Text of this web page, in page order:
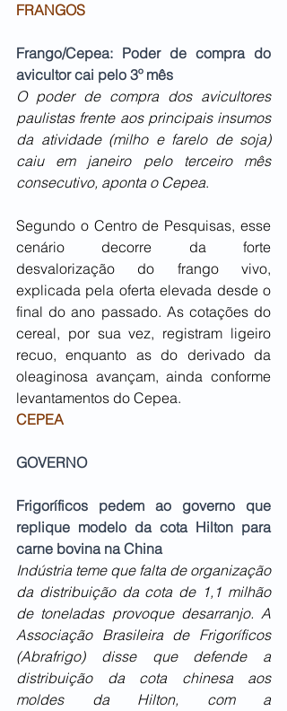
FRANGOS
Frango/Cepea: Poder de compra do
avicultor cai pelo 3º mês
O poder de compra dos avicultores
paulistas frente aos principais insumos
da atividade (milho e farelo de soja)
caiu em janeiro pelo terceiro mês
consecutivo, aponta o Cepea.
Segundo o Centro de Pesquisas, esse
cenário decorre da forte
desvalorização do frango vivo,
explicada pela oferta elevada desde o
final do ano passado. As cotações do
cereal, por sua vez, registram ligeiro
recuo, enquanto as do derivado da
oleaginosa avançam, ainda conforme
levantamentos do Cepea.
CEPEA
GOVERNO
Frigoríficos pedem ao governo que
replique modelo da cota Hilton para
carne bovina na China
Indústria teme que falta de organização
da distribuição da cota de 1,1 milhão
de toneladas provoque desarranjo. A
Associação Brasileira de Frigoríficos
(Abrafrigo) disse que defende a
distribuição da cota chinesa aos
moldes da Hilton, com a